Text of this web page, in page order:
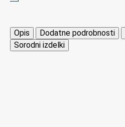
Opis Dodatne podrobnosti
Sorodni izdelki